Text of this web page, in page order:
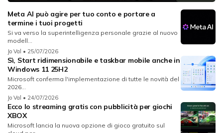
Meta AI può agire per tuo conto e portare a
termine i tuoi progetti
Si va verso la superintelligenza personale grazie al nuovo
modell...
Jo Val • 25/07/2026
Sì, Start ridimensionabile e taskbar mobile anche in
Windows 11 25H2
Microsoft conferma l'implementazione di tutte le novità del
2026...
Jo Val • 24/07/2026
Ecco lo streaming gratis con pubblicità per giochi
XBOX
Microsoft lancia la nuova opzione di gioco gratuito sul